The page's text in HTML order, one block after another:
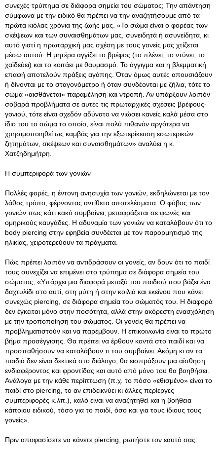
συνεχές τρύπημα σε διάφορα σημεία του σώματος; Την απάντηση
σύμφωνα με την ειδικό θα πρέπει να την αναζητήσουμε από τα
πρώτα κιόλας χρόνια της ζωής μας. «Το σώμα είναι ο φορέας των
σκέψεων και των συναισθημάτων μας, συνειδητά ή ασυνείδητα, κι
αυτό γιατί η πρωταρχική μας σχέση με τους γονείς μας χτίζεται
μέσω αυτού. Η μητέρα αγγίζει το βρέφος (το πλένει, το ντύνει, το
χαϊδεύει) και το κοιτάει με θαυμασμό. Το άγγιγμα και η βλεμματική
επαφή αποτελούν πράξεις αγάπης. Όταν όμως αυτές απουσιάζουν
ή δίνονται με το σταγονόμετρο ή όταν συνδέονται με ζήλια, τότε το
σώμα «αισθάνεται» παραμέληση και ντροπή. Αν υπάρξουν λοιπόν
σοβαρά προβλήματα σε αυτές τις πρωταρχικές σχέσεις βρέφους-
γονιού, τότε είναι σχεδόν αδύνατο να νιώσει κανείς καλά μέσα στο
ίδιο του το σώμα το οποίο, είναι πολύ πιθανόν αργότερα να
χρησιμοποιηθεί ως καμβάς για την εξωτερίκευση εσωτερικών
ζητημάτων, σκέψεων και συναισθημάτων» αναλύει η κ.
Χατζηδημήτρη.
Η συμπεριφορά των γονιών
Πολλές φορές, η έντονη ανησυχία των γονιών, εκδηλώνεται με τον
λάθος τρόπο, φέρνοντας αντίθετα αποτελέσματα. Ο φόβος των
γονιών πως κάτι κακό συμβαίνει, μεταφράζεται σε φωνές και
ομηρικούς καυγάδες. Η αδυναμία των γονιών να καταλάβουν ότι το
body piercing στην εφηβεία συνδέεται με τον παρορμητισμό της
ηλικίας, χειροτερεύουν τα πράγματα.
Πώς πρέπει λοιπόν να αντιδράσουν οι γονείς, αν δουν ότι το παιδί
τους συνεχίζει να επιμένει στο τρύπημα σε διάφορα σημεία του
σώματος; «Υπάρχει μια διαφορά μεταξύ του παιδιού που βάζει ένα
δαχτυλίδι στο αυτί, στη μύτη ή στην κοιλιά και εκείνου που κάνει
συνεχώς piercing, σε διάφορα σημεία του σώματός του. Η διαφορά
δεν έγκειται μόνο στην ποσότητα, αλλά στην ακόρεστη ενασχόληση
με την τροποποίηση του σώματος. Οι γονείς θα πρέπει να
προβληματιστούν και να παρέμβουν. Η επικοινωνία είναι το πρώτο
βήμα προσέγγισης. Θα πρέπει να έρθουν κοντά στο παιδί και να
προσπαθήσουν να καταλάβουν τι του συμβαίνει. Ακόμη κι αν τα
παιδιά δεν είναι δεκτικά στο διάλογο, θα εισπράξουν μια αίσθηση
ενδιαφέροντος και φροντίδας και αυτό από μόνο του θα βοηθήσει.
Ανάλογα με την κάθε περίπτωση (π.χ. το πόσο «εθισμένο» είναι το
παιδί στο piercing, το αν επιδεικνύει κι άλλες περίεργες
συμπεριφορές κ.λπ.), καλό είναι να αναζητηθεί και η βοήθεια
κάποιου ειδικού, τόσο για το παιδί, όσο και για τους ίδιους τους
γονείς».
Πριν αποφασίσετε να κάνετε piercing, ρωτήστε τον εαυτό σας: